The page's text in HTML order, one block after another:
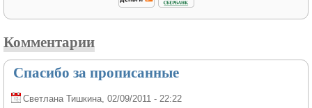
Комментарии
Спасибо за прописанные
Светлана Тишкина , 02/09/2011 - 22:22